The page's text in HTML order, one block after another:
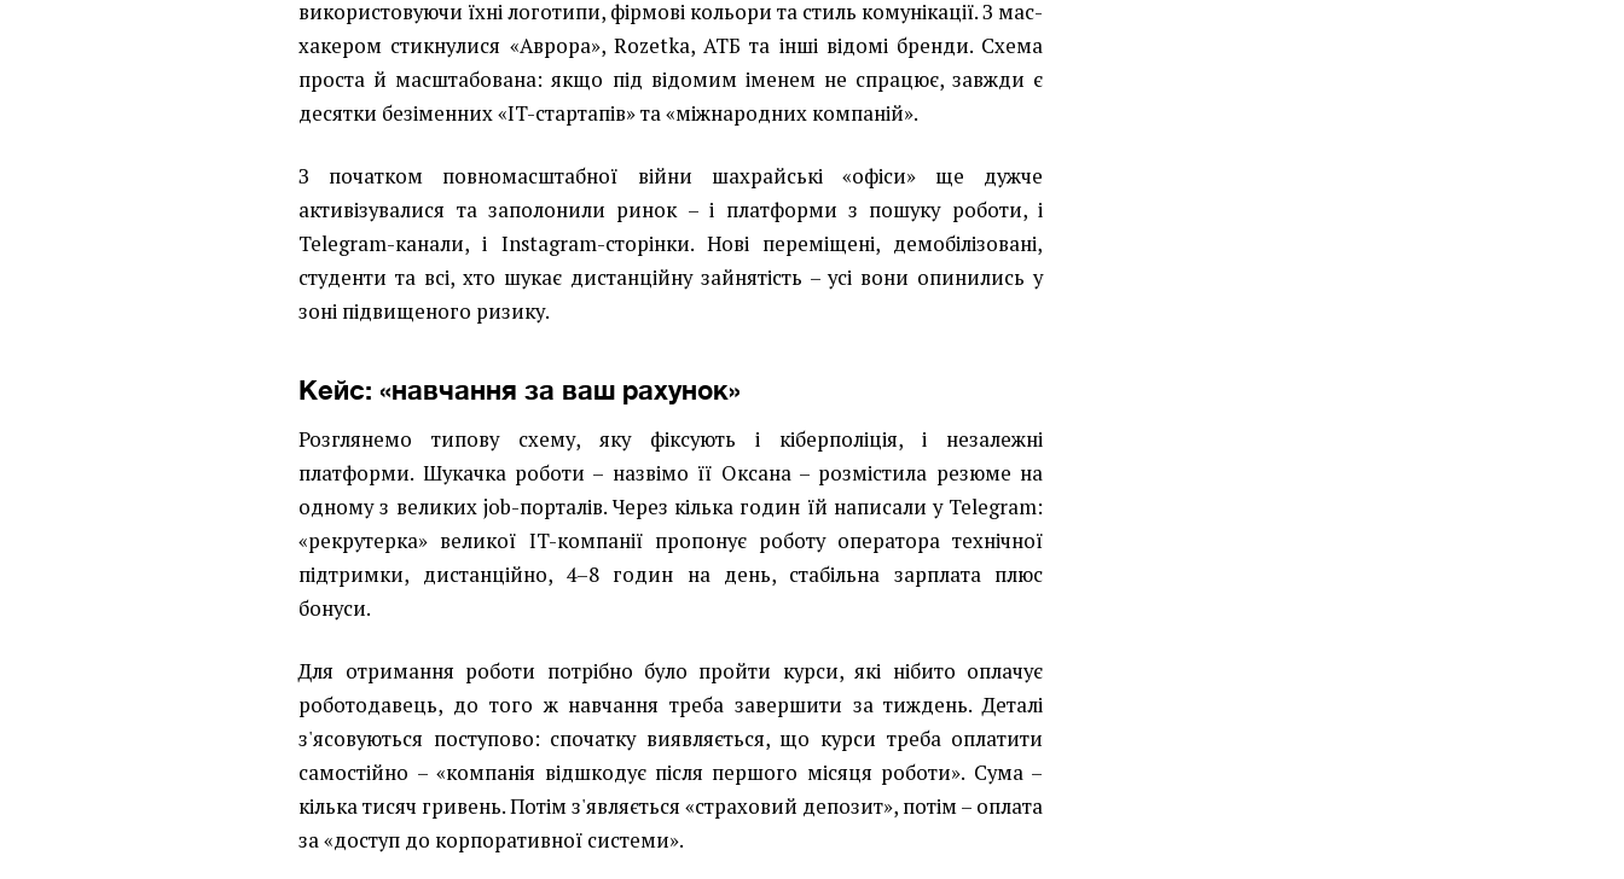
використовуючи їхні логотипи, фірмові кольори та стиль комунікації. З мас-
хакером стикнулися «Аврора», Rozetka, АТБ та інші відомі бренди. Схема
проста й масштабована: якщо під відомим іменем не спрацює, завжди є
десятки безіменних «IT-стартапів» та «міжнародних компаній».
З початком повномасштабної війни шахрайські «офіси» ще дужче
активізувалися та заполонили ринок – і платформи з пошуку роботи, і
Telegram-канали, і Instagram-сторінки. Нові переміщені, демобілізовані,
студенти та всі, хто шукає дистанційну зайнятість – усі вони опинились у
зоні підвищеного ризику.
Кейс: «навчання за ваш рахунок»
Розглянемо типову схему, яку фіксують і кіберполіція, і незалежні
платформи. Шукачка роботи – назвімо її Оксана – розмістила резюме на
одному з великих job-порталів. Через кілька годин їй написали у Telegram:
«рекрутерка» великої IT-компанії пропонує роботу оператора технічної
підтримки, дистанційно, 4–8 годин на день, стабільна зарплата плюс
бонуси.
Для отримання роботи потрібно було пройти курси, які нібито оплачує
роботодавець, до того ж навчання треба завершити за тиждень. Деталі
з'ясовуються поступово: спочатку виявляється, що курси треба оплатити
самостійно – «компанія відшкодує після першого місяця роботи». Сума –
кілька тисяч гривень. Потім з'являється «страховий депозит», потім – оплата
за «доступ до корпоративної системи».